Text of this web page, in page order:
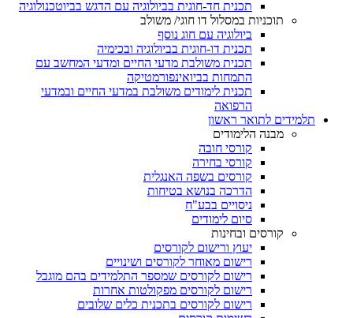
תכנית חד-חוגית בביולוגיה עם הדגש בביוטכנולוגיה
תוכניות במסלול דו חוגי/ משולב
ביולוגיה עם חוג נוסף
תכנית דו-חוגית בביולוגיה ובכימיה
תכנית משולבת מדעי החיים ומדעי המחשב עם
התמחות בביואינפורמטיקה
תכנית לימודים משולבת במדעי החיים ובמדעי
הרפואה
תלמידים לתואר ראשון
מבנה הלימודים
קורסי חובה
קורסי בחירה
קורסים בשפה האנגלית
הדרכה בנושא בטיחות
ניסויים בבע"ח
סיום לימודים
קורסים ובחינות
יעוץ ורישום לקורסים
רישום מאוחר לקורסים ושינויים
רישום לקורסים שמספר התלמידים בהם מוגבל
רישום לקורסים מפקולטות אחרות
רישום לקורסים בתכנית כלים שלובים